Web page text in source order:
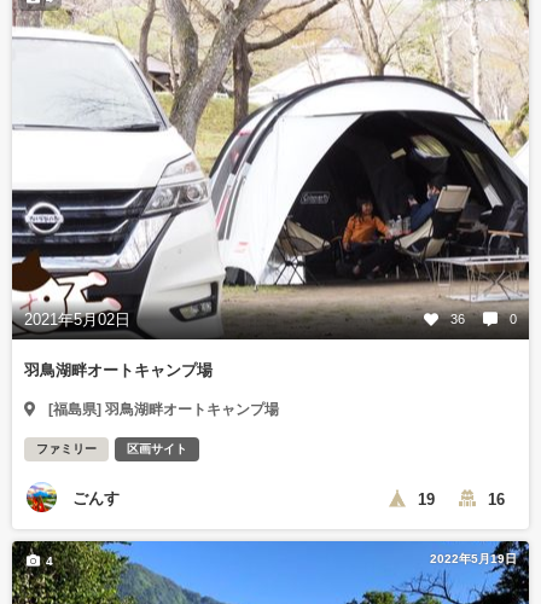
2021年5月02日 36 0
羽鳥湖畔オートキャンプ場
[福島県] 羽鳥湖畔オートキャンプ場
ファミリー 区画サイト
ごんす 19 16
2022年5月19日
4